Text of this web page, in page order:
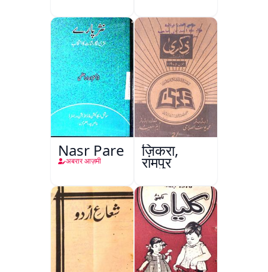
Nasr Pare
अबरार आज़मी
ज़िकरा,
रामपुर